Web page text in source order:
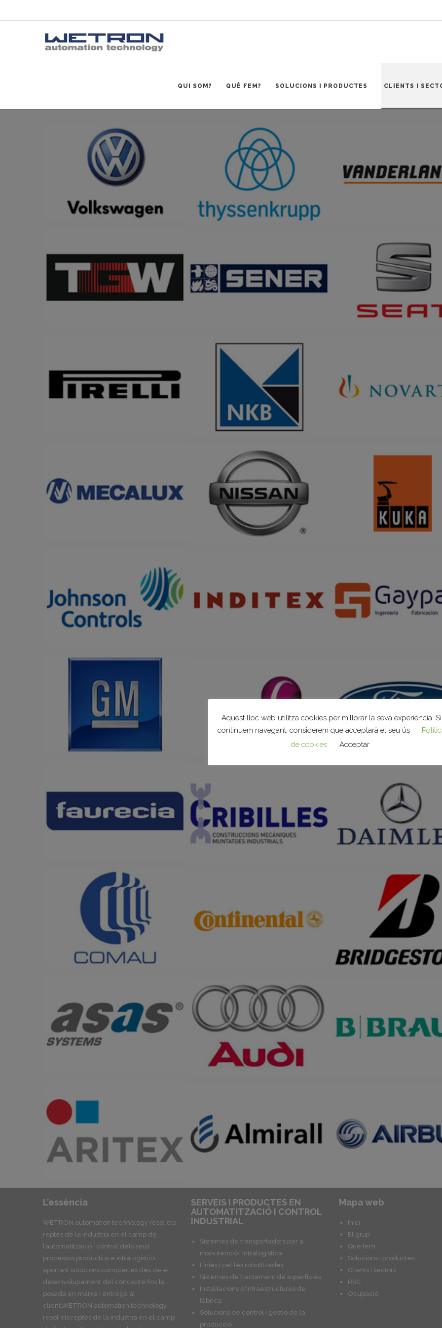
QUI SOM? QUÈ FEM? SOLUCIONS I PRODUCTES CLIENTS I
Automoció Farmàcia Enginyeries Logística
L’essència
WETRON automation technology resol els
reptes de la industria en el camp de
l’automatització i control dels seus
processos productius e intralogístics,
aportant solucions complertes des de el
desenvolupament del concepte fins la
posada en marxa i entrega al
client.WETRON automation technology
resol els reptes de la industria en el camp
SERVEIS I PRODUCTES EN
AUTOMATITZACIÓ I CONTROL
INDUSTRIAL
Sistemes de transportadors per a
manutenció i intralogística
Línies i cel.les robotitzades
Sistemes de tractament de superfícies
Instal·lacions d'infraestructures de
fàbrica
Solucions de control i gestió de la
producció
Mapa web
Inici
El grup
Què fem
Solucions i productes
Clients i sectors
RSC
Ocupació
Aquest lloc web utilitza cookies per millorar la seva experiència. Si
continuem navegant, considerem que acceptarà el seu ús
de cookies
Acceptar